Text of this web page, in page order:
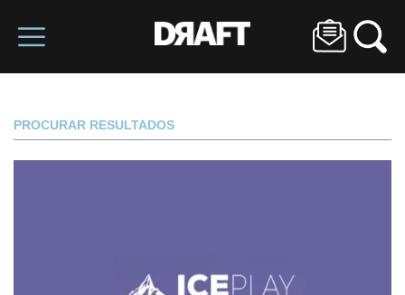
PROCURAR RESULTADOS